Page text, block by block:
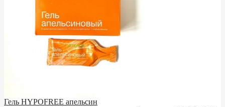
Гель HYPOFREE апельсин